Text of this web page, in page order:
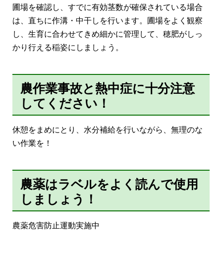
圃場を確認し、すでに有効茎数が確保されている場合
は、直ちに作溝・中干しを行います。圃場をよく観察
し、生育に合わせてきめ細かに管理して、穂肥がしっ
かり行える稲姿にしましょう。
農作業事故と熱中症に十分注意
してください！
休憩をまめにとり、水分補給を行いながら、無理のな
い作業を！
農薬はラベルをよく読んで使用
しましょう！
農薬危害防止運動実施中